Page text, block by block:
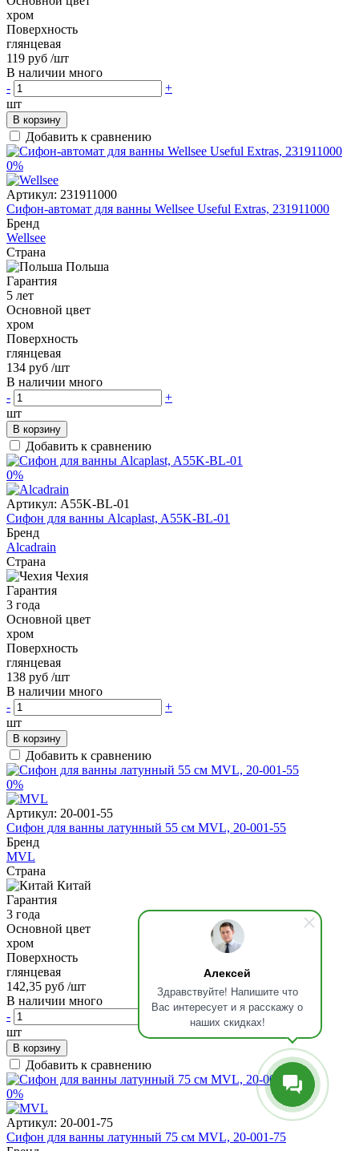
Алексей
Здравствуйте! Напишите что
Вас интересует и я расскажу о
наших скидках!
хром
Поверхность
глянцевая
119 руб /шт
В наличии много
-
+
шт
В корзину
Добавить к сравнению
0%
Артикул: 231911000
Сифон-автомат для ванны Wellsee Useful Extras, 231911000
Бренд
Wellsee
Страна
Польша
Гарантия
5 лет
Основной цвет
хром
Поверхность
глянцевая
134 руб /шт
В наличии много
-
+
шт
В корзину
Добавить к сравнению
0%
Артикул: A55K-BL-01
Сифон для ванны Alcaplast, A55K-BL-01
Бренд
Alcadrain
Страна
Чехия
Гарантия
3 года
Основной цвет
хром
Поверхность
глянцевая
138 руб /шт
В наличии много
-
+
шт
В корзину
Добавить к сравнению
0%
Артикул: 20-001-55
Сифон для ванны латунный 55 см MVL, 20-001-55
Бренд
MVL
Страна
Китай
Гарантия
3 года
Основной цвет
хром
Поверхность
глянцевая
142,35 руб /шт
В наличии много
-
шт
В корзину
Добавить к сравнению
0%
Артикул: 20-001-75
Сифон для ванны латунный 75 см MVL, 20-001-75